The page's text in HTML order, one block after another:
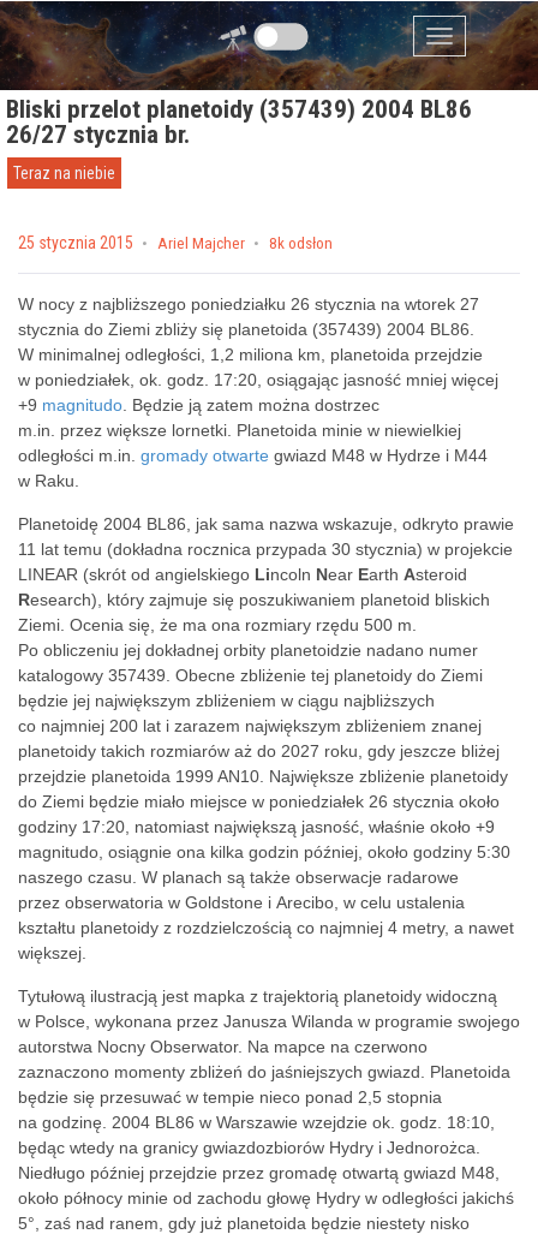
Przejdź do zawartości
Menu
Bliski przelot planetoidy (357439) 2004 BL86
26/27 stycznia br.
Teraz na niebie
Posted on
25 stycznia 2015 by Ariel Majcher 8k odsłon
W nocy z najbliższego poniedziałku 26 stycznia na wtorek 27
stycznia do Ziemi zbliży się planetoida (357439) 2004 BL86.
W minimalnej odległości, 1,2 miliona km, planetoida przejdzie
w poniedziałek, ok. godz. 17:20, osiągając jasność mniej więcej
+9 magnitudo . Będzie ją zatem można dostrzec
m.in. przez większe lornetki. Planetoida minie w niewielkiej
odległości m.in. gromady otwarte gwiazd M48 w Hydrze i M44
w Raku
Planetoidę 2004 BL86, jak sama nazwa wskazuje, odkryto prawie
11 lat temu (dokładna rocznica przypada 30 stycznia) w projekcie
LINEAR (skrót od angielskiego Lincoln Near Earth Asteroid
Research), który zajmuje się poszukiwaniem planetoid bliskich
Ziemi. Ocenia się, że ma ona rozmiary rzędu 500 m.
Po obliczeniu jej dokładnej orbity planetoidzie nadano numer
katalogowy 357439. Obecne zbliżenie tej planetoidy do Ziemi
będzie jej największym zbliżeniem w ciągu najbliższych
co najmniej 200 lat i zarazem największym zbliżeniem znanej
planetoidy takich rozmiarów aż do 2027 roku, gdy jeszcze bliżej
przejdzie planetoida 1999 AN10. Największe zbliżenie planetoidy
do Ziemi będzie miało miejsce w poniedziałek 26 stycznia około
godziny 17:20, natomiast największą jasność, właśnie około +9
magnitudo, osiągnie ona kilka godzin później, około godziny 5:30
naszego czasu. W planach są także obserwacje radarowe
przez obserwatoria w Goldstone i Arecibo, w celu ustalenia
kształtu planetoidy z rozdzielczością co najmniej 4 metry, a nawet
większej.
Tytułową ilustracją jest mapka z trajektorią planetoidy widoczną
w Polsce, wykonana przez Janusza Wilanda w programie swojego
autorstwa Nocny Obserwator. Na mapce na czerwono
zaznaczono momenty zbliżeń do jaśniejszych gwiazd. Planetoida
będzie się przesuwać w tempie nieco ponad 2,5 stopnia
na godzinę. 2004 BL86 w Warszawie wzejdzie ok. godz. 18:10,
będąc wtedy na granicy gwiazdozbiorów Hydry i Jednorożca.
Niedługo później przejdzie przez gromadę otwartą gwiazd M48,
około północy minie od zachodu głowę Hydry w odległości jakichś
5°, zaś nad ranem, gdy już planetoida będzie niestety nisko